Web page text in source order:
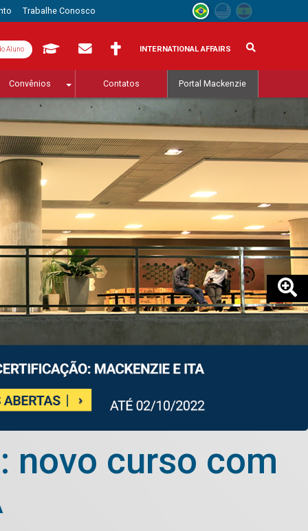
Trabalhe Conosco
Aluno INTERNATIONAL AFFAIRS
Convênios Contatos Portal Mackenzie
novo curso com